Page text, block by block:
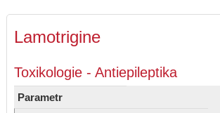
Lamotrigine
Toxikologie - Antiepileptika
Parametr